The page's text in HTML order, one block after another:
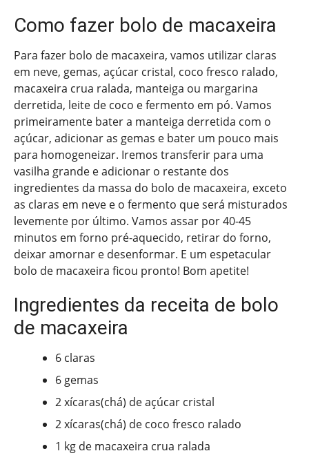
Como fazer bolo de macaxeira
Para fazer bolo de macaxeira, vamos utilizar claras
em neve, gemas, açúcar cristal, coco fresco ralado,
macaxeira crua ralada, manteiga ou margarina
derretida, leite de coco e fermento em pó. Vamos
primeiramente bater a manteiga derretida com o
açúcar, adicionar as gemas e bater um pouco mais
para homogeneizar. Iremos transferir para uma
vasilha grande e adicionar o restante dos
ingredientes da massa do bolo de macaxeira, exceto
as claras em neve e o fermento que será misturados
levemente por último. Vamos assar por 40-45
minutos em forno pré-aquecido, retirar do forno,
deixar amornar e desenformar. E um espetacular
bolo de macaxeira ficou pronto! Bom apetite!
Ingredientes da receita de bolo
de macaxeira
6 claras
6 gemas
2 xícaras(chá) de açúcar cristal
2 xícaras(chá) de coco fresco ralado
1 kg de macaxeira crua ralada